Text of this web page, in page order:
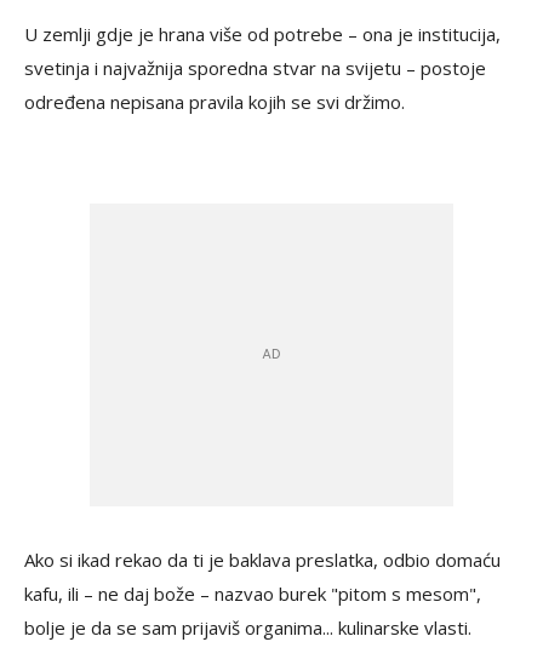
U zemlji gdje je hrana više od potrebe – ona je institucija,
svetinja i najvažnija sporedna stvar na svijetu – postoje
određena nepisana pravila kojih se svi držimo.
Ako si ikad rekao da ti je baklava preslatka, odbio domaću
kafu, ili – ne daj bože – nazvao burek "pitom s mesom",
bolje je da se sam prijaviš organima... kulinarske vlasti.